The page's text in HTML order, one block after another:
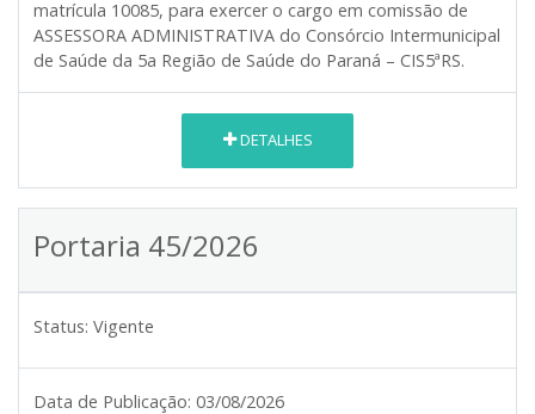
matrícula 10085, para exercer o cargo em comissão de
ASSESSORA ADMINISTRATIVA do Consórcio Intermunicipal
de Saúde da 5a Região de Saúde do Paraná – CIS5ªRS.
DETALHES
Portaria 45/2026
Status: Vigente
Data de Publicação: 03/08/2026